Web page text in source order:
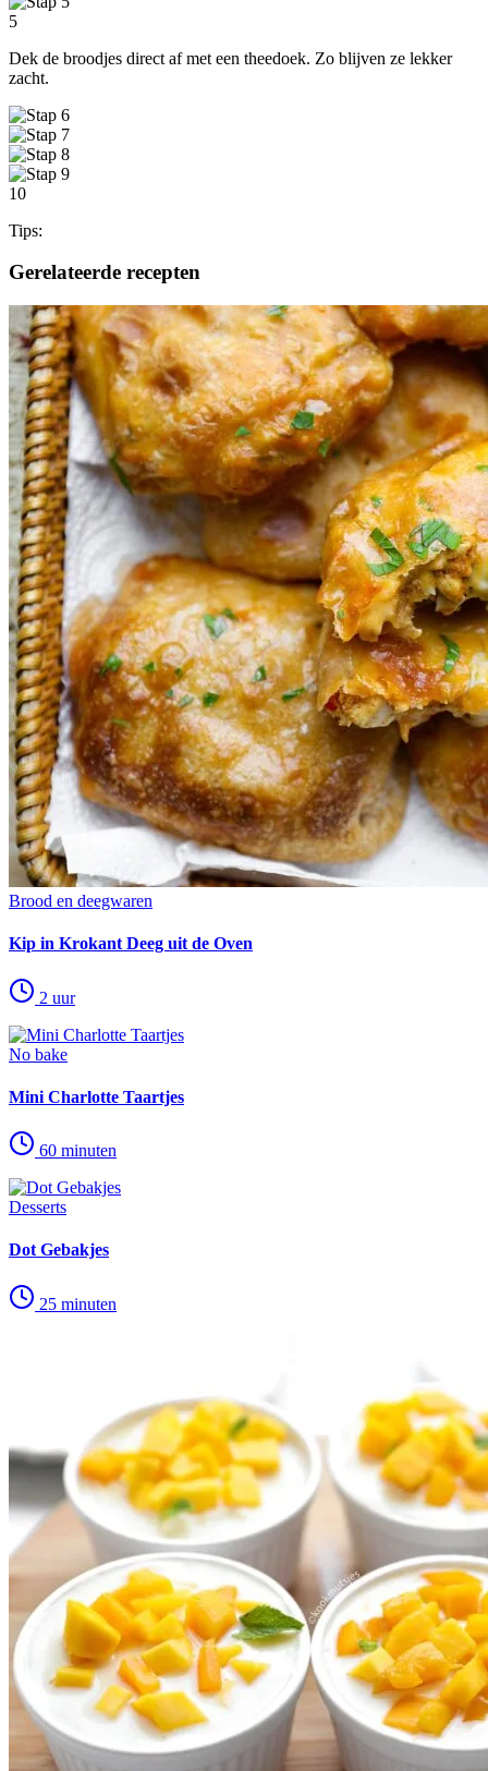
5
Dek de broodjes direct af met een theedoek. Zo blijven ze lekker
zacht.
10
Tips:
Gerelateerde recepten
Brood en deegwaren
Kip in Krokant Deeg uit de Oven
2 uur
No bake
Mini Charlotte Taartjes
60 minuten
Desserts
Dot Gebakjes
25 minuten